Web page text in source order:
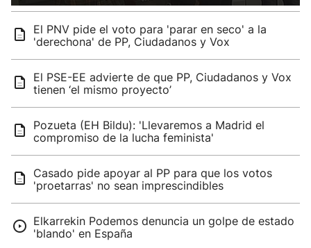
El PNV pide el voto para 'parar en seco' a la
'derechona' de PP, Ciudadanos y Vox
El PSE-EE advierte de que PP, Ciudadanos y Vox
tienen ‘el mismo proyecto’
Pozueta (EH Bildu): 'Llevaremos a Madrid el
compromiso de la lucha feminista'
Casado pide apoyar al PP para que los votos
'proetarras' no sean imprescindibles
Elkarrekin Podemos denuncia un golpe de estado
'blando' en España